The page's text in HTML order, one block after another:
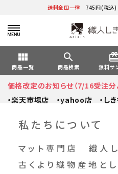
送料全国一律 745円(税込)
view_module
商品一覧
search
商品検索 無料サ
価格改定のお知らせ（7/16受注分
・楽天市場店
・yahoo店 ・し
私たちについて
マット専門店 織人
古くより織物産地と